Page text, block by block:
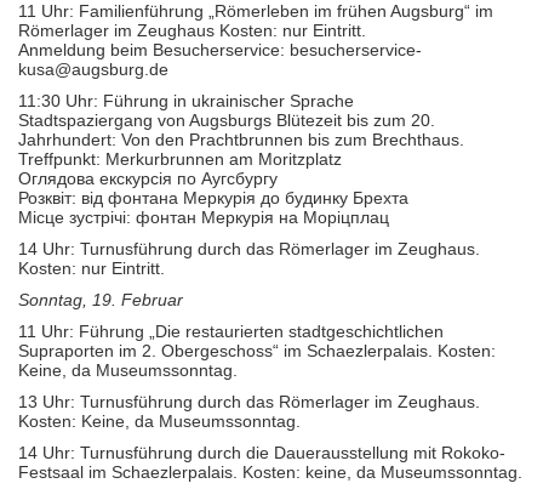
11 Uhr: Familienführung „Römerleben im frühen Augsburg“ im
Römerlager im Zeughaus Kosten: nur Eintritt.
Anmeldung beim Besucherservice: besucherservice-
kusa@augsburg.de
11:30 Uhr: Führung in ukrainischer Sprache
Stadtspaziergang von Augsburgs Blütezeit bis zum 20.
Jahrhundert: Von den Prachtbrunnen bis zum Brechthaus.
Treffpunkt: Merkurbrunnen am Moritzplatz
Оглядова екскурсiя по Аугсбургу
Розквіт: від фонтана Меркурія до будинку Брехта
Місце зустрічі: фонтан Меркурія на Моріцплац
14 Uhr: Turnusführung durch das Römerlager im Zeughaus.
Kosten: nur Eintritt.
Sonntag, 19. Februar
11 Uhr: Führung „Die restaurierten stadtgeschichtlichen
Supraporten im 2. Obergeschoss“ im Schaezlerpalais. Kosten:
Keine, da Museumssonntag.
13 Uhr: Turnusführung durch das Römerlager im Zeughaus.
Kosten: Keine, da Museumssonntag.
14 Uhr: Turnusführung durch die Dauerausstellung mit Rokoko-
Festsaal im Schaezlerpalais. Kosten: keine, da Museumssonntag.